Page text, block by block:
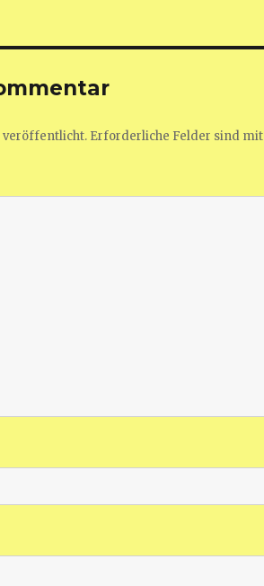
veröffentlicht. Erforderliche Felder sind mit